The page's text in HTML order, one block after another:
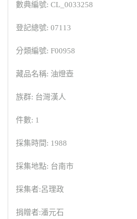
數典編號: CL_0033258
登記總號: 07113
分類編號: F00958
藏品名稱: 油燈壺
族群: 台灣漢人
件數: 1
採集時間: 1988
採集地點: 台南市
採集者:呂理政
捐贈者:潘元石